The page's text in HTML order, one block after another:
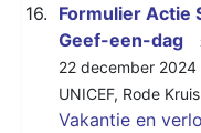
16. Formulier Actie
Geef-een-dag
22 december
UNICEF, Rode Kruis
Vakantie en